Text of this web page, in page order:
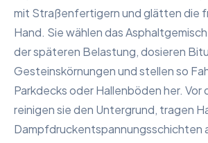
mit Straßenfertigern und glätten die
Hand. Sie wählen das
der späteren Belastung, dosieren
Gesteinskörnungen und stellen so
Parkdecks oder Hallenböden her. Vor
reinigen sie den Untergrund, tragen
Dampfdruckentspannungsschichten